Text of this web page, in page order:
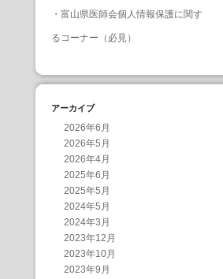
・ 富山県医師会個人情報保護に関す
るコーナー（必見）
アーカイブ
2026年6月
2026年5月
2026年4月
2025年6月
2025年5月
2024年5月
2024年3月
2023年12月
2023年10月
2023年9月